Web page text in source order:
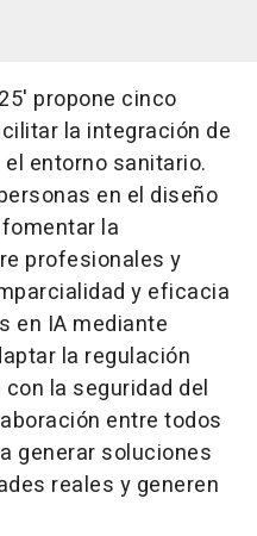
propone cinco
la integración de
entorno sanitario.
en el diseño
la
profesionales y
y eficacia
en IA mediante
la regulación
la seguridad del
entre todos
generar soluciones
reales y generen